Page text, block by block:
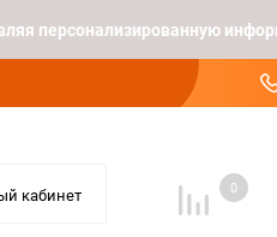
персонализированную
кабинет 0